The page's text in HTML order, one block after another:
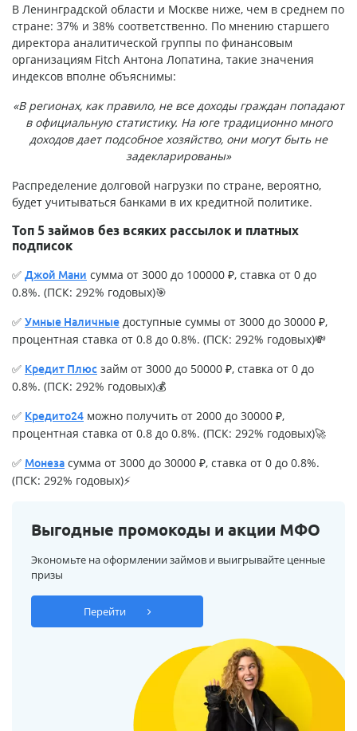
В Ленинградской области и Москве ниже, чем в среднем по
стране: 37% и 38% соответственно. По мнению старшего
директора аналитической группы по финансовым
организациям Fitch Антона Лопатина, такие значения
индексов вполне объяснимы:
«В регионах, как правило, не все доходы граждан попадают
в официальную статистику. На юге традиционно много
доходов дает подсобное хозяйство, они могут быть не
задекларированы»
Распределение долговой нагрузки по стране, вероятно,
будет учитываться банками в их кредитной политике.
Топ 5 займов без всяких рассылок и платных
подписок
✅ Джой Мани сумма от 3000 до 100000 ₽, ставка от 0 до
0.8%. (ПСК: 292% годовых)🎯
✅ Умные Наличные доступные суммы от 3000 до 30000 ₽,
процентная ставка от 0.8 до 0.8%. (ПСК: 292% годовых)💸
✅ Кредит Плюс займ от 3000 до 50000 ₽, ставка от 0 до
0.8%. (ПСК: 292% годовых)💰
✅ Кредито24 можно получить от 2000 до 30000 ₽,
процентная ставка от 0.8 до 0.8%. (ПСК: 292% годовых)🚀
✅ Монеза сумма от 3000 до 30000 ₽, ставка от 0 до 0.8%.
(ПСК: 292% годовых)⚡
Выгодные промокоды и акции МФО
Экономьте на оформлении займов и выигрывайте ценные
призы
Перейти